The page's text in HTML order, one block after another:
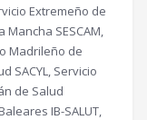
Extremeño de
SESCAM,
Madrileño de
SACYL, Servicio
de Salud
IB-SALUT,